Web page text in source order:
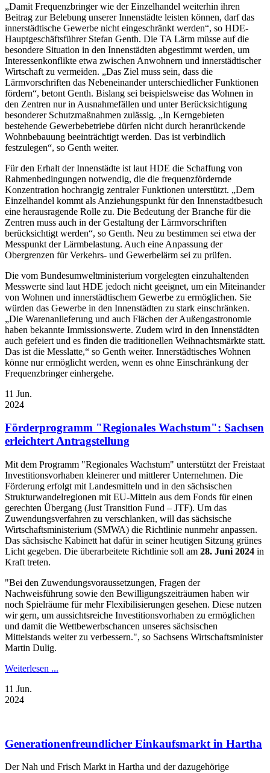
„Damit Frequenzbringer wie der Einzelhandel weiterhin ihren
Beitrag zur Belebung unserer Innenstädte leisten können, darf das
innerstädtische Gewerbe nicht eingeschränkt werden“, so HDE-
Hauptgeschäftsführer Stefan Genth. Die TA Lärm müsse auf die
besondere Situation in den Innenstädten abgestimmt werden, um
Interessenkonflikte etwa zwischen Anwohnern und innerstädtischer
Wirtschaft zu vermeiden. „Das Ziel muss sein, dass die
Lärmvorschriften das Nebeneinander unterschiedlicher Funktionen
fördern“, betont Genth. Bislang sei beispielsweise das Wohnen in
den Zentren nur in Ausnahmefällen und unter Berücksichtigung
besonderer Schutzmaßnahmen zulässig. „In Kerngebieten
bestehende Gewerbebetriebe dürfen nicht durch heranrückende
Wohnbebauung beeinträchtigt werden. Das ist verbindlich
festzulegen“, so Genth weiter.
Für den Erhalt der Innenstädte ist laut HDE die Schaffung von
Rahmenbedingungen notwendig, die die frequenzfördernde
Konzentration hochrangig zentraler Funktionen unterstützt. „Dem
Einzelhandel kommt als Anziehungspunkt für den Innenstadtbesuch
eine herausragende Rolle zu. Die Bedeutung der Branche für die
Zentren muss auch in der Gestaltung der Lärmvorschriften
berücksichtigt werden“, so Genth. Neu zu bestimmen sei etwa der
Messpunkt der Lärmbelastung. Auch eine Anpassung der
Obergrenzen für Verkehrs- und Gewerbelärm sei zu prüfen.
Die vom Bundesumweltministerium vorgelegten einzuhaltenden
Messwerte sind laut HDE jedoch nicht geeignet, um ein Miteinander
von Wohnen und innerstädtischem Gewerbe zu ermöglichen. Sie
würden das Gewerbe in den Innenstädten zu stark einschränken.
„Die Warenanlieferung und auch Flächen der Außengastronomie
haben bekannte Immissionswerte. Zudem wird in den Innenstädten
auch gefeiert und es finden die traditionellen Weihnachtsmärkte statt.
Das ist die Messlatte,“ so Genth weiter. Innerstädtisches Wohnen
könne nur ermöglicht werden, wenn es ohne Einschränkung der
Frequenzbringer einhergehe.
11 Jun.
2024
Förderprogramm "Regionales Wachstum": Sachsen
erleichtert Antragstellung
Mit dem Programm "Regionales Wachstum" unterstützt der Freistaat
Investitionsvorhaben kleinerer und mittlerer Unternehmen. Die
Förderung erfolgt mit Landesmitteln und in den sächsischen
Strukturwandelregionen mit EU-Mitteln aus dem Fonds für einen
gerechten Übergang (Just Transition Fund – JTF). Um das
Zuwendungsverfahren zu verschlanken, will das sächsische
Wirtschaftsministerium (SMWA) die Richtlinie nunmehr anpassen.
Das sächsische Kabinett hat dafür in seiner heutigen Sitzung grünes
Licht gegeben. Die überarbeitete Richtlinie soll am 28. Juni 2024 in
Kraft treten.
"Bei den Zuwendungsvoraussetzungen, Fragen der
Nachweisführung sowie den Bewilligungszeiträumen haben wir
noch Spielräume für mehr Flexibilisierungen gesehen. Diese nutzen
wir gern, um aussichtsreiche Investitionsvorhaben zu ermöglichen
und damit die Wettbewerbschancen unseres sächsischen
Mittelstands weiter zu verbessern.", so Sachsens Wirtschaftsminister
Martin Dulig.
Weiterlesen ...
11 Jun.
2024
Generationenfreundlicher Einkaufsmarkt in Hartha
Der Nah und Frisch Markt in Hartha und der dazugehörige